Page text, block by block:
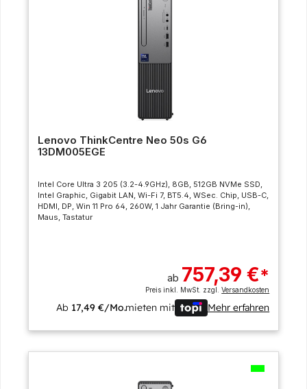
Lenovo ThinkCentre Neo 50s G6
13DM005EGE
Intel Core Ultra 3 205 (3.2-4.9GHz), 8GB, 512GB NVMe SSD,
Intel Graphic, Gigabit LAN, Wi-Fi 7, BT5.4, WSec. Chip, USB-C,
HDMI, DP, Win 11 Pro 64, 260W, 1 Jahr Garantie (Bring-in),
Maus, Tastatur
ab 757,39 €*
Preis inkl. MwSt. zzgl.Versandkosten
Ab 17,49 €/Mo.mieten mit Mehr erfahren